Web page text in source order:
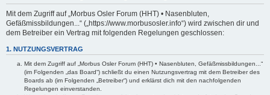
Mit dem Zugriff auf „Morbus Osler Forum (HHT) • Nasenbluten,
Gefäßmissbildungen...“ („https://www.morbusosler.info“) wird zwischen dir und
dem Betreiber ein Vertrag mit folgenden Regelungen geschlossen:
1. NUTZUNGSVERTRAG
Mit dem Zugriff auf „Morbus Osler Forum (HHT) • Nasenbluten, Gefäßmissbildungen...“
(im Folgenden „das Board“) schließt du einen Nutzungsvertrag mit dem Betreiber des
Boards ab (im Folgenden „Betreiber“) und erklärst dich mit den nachfolgenden
Regelungen einverstanden.